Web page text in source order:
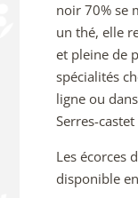
noir 70% se
un thé, elle
et pleine de
spécialités
ligne ou
Serres-
Les écorces
disponible